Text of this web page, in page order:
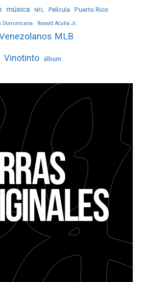
música NFL Película Puerto Rico
Dominicana Ronald Acuña Jr.
MLB
Vinotinto álbum